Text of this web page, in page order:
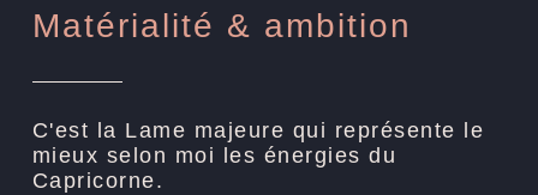
Matérialité & ambition
C'est la Lame majeure qui représente le
mieux selon moi les énergies du
Capricorne.